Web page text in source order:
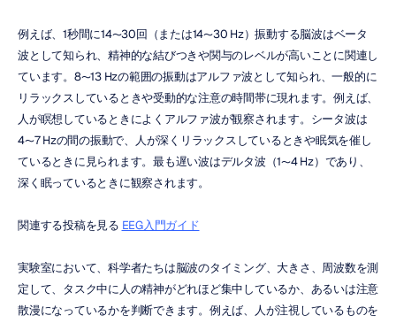
例えば、1秒間に14〜30回（または14〜30 Hz）振動する脳波はベータ
波として知られ、精神的な結びつきや関与のレベルが高いことに関連し
ています。8〜13 Hzの範囲の振動はアルファ波として知られ、一般的に
リラックスしているときや受動的な注意の時間帯に現れます。例えば、
人が瞑想しているときによくアルファ波が観察されます。シータ波は
4〜7 Hzの間の振動で、人が深くリラックスしているときや眠気を催し
ているときに見られます。最も遅い波はデルタ波（1〜4 Hz）であり、
深く眠っているときに観察されます。
関連する投稿を見る EEG入門ガイド
実験室において、科学者たちは脳波のタイミング、大きさ、周波数を測
定して、タスク中に人の精神がどれほど集中しているか、あるいは注意
散漫になっているかを判断できます。例えば、人が注視しているものを